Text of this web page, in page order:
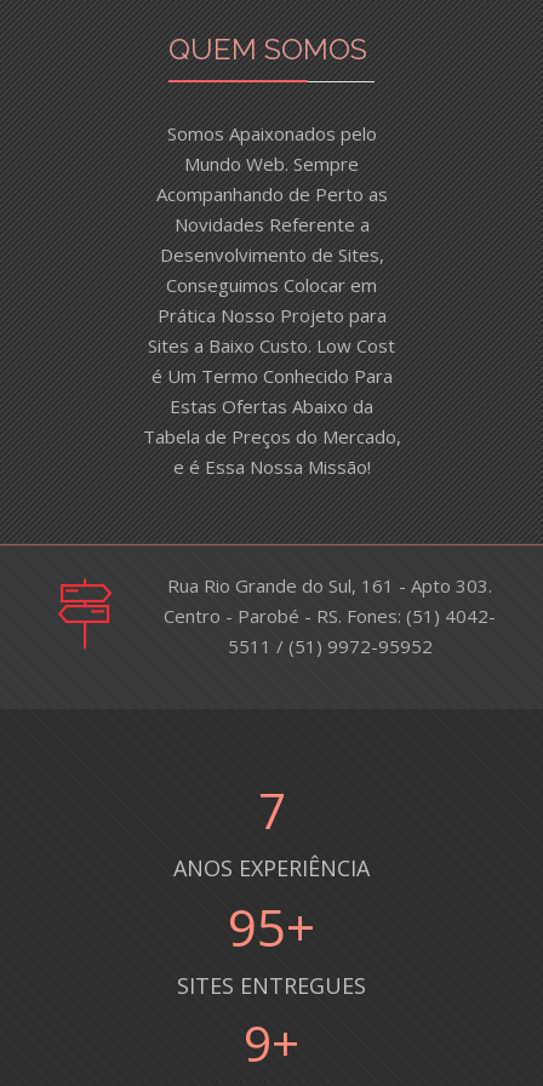
QUEM SOMOS
Somos Apaixonados pelo
Mundo Web. Sempre
Acompanhando de Perto as
Novidades Referente a
Desenvolvimento de Sites,
Conseguimos Colocar em
Prática Nosso Projeto para
Sites a Baixo Custo. Low Cost
é Um Termo Conhecido Para
Estas Ofertas Abaixo da
Tabela de Preços do Mercado,
e é Essa Nossa Missão!
Rua Rio Grande do Sul, 161 - Apto 303.
Centro - Parobé - RS. Fones: (51) 4042-
5511 / (51) 9972-95952
8
ANOS EXPERIÊNCIA
100+
SITES ENTREGUES
10+